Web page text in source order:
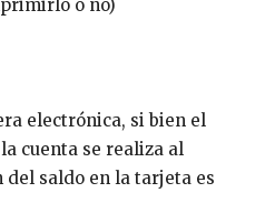
o no)
electrónica, si bien el
cuenta se realiza al
saldo en la tarjeta es